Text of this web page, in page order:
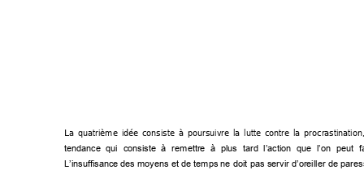
La quatrième idée consiste à poursuivre la lutte contre la
tendance qui consiste à remettre à plus tard l’action que l’on peut
L’insuffisance des moyens et de temps ne doit pas servir d’oreiller de